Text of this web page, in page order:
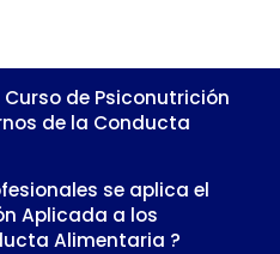
de Psiconutrición
de la Conducta
se aplica el
Aplicada a los
Alimentaria ?